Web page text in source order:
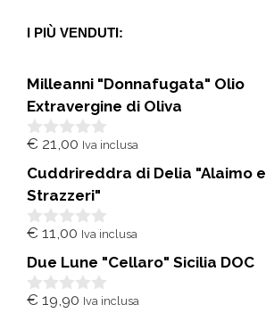
I PIÙ VENDUTI:
Milleanni "Donnafugata" Olio
Extravergine di Oliva
0
u
5
€ 21,00 Iva inclusa
Cuddrireddra di Delia "Alaimo e
Strazzeri"
0
u
5
€ 11,00 Iva inclusa
Due Lune "Cellaro" Sicilia DOC
0
€ 19,90 Iva inclusa